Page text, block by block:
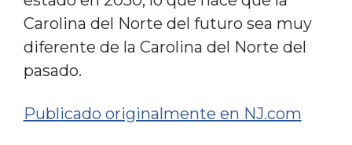
Carolina del Norte del futuro sea muy
diferente de la Carolina del Norte del
pasado.
Publicado originalmente en NJ.com